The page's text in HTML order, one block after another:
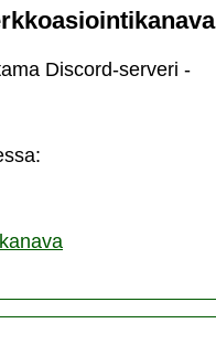
Discord-serveri -